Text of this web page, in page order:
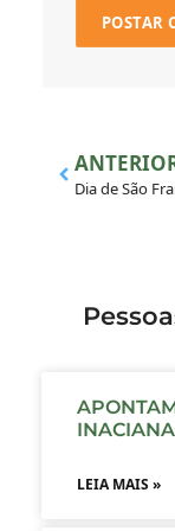
INACIANA
LEIA MAIS »